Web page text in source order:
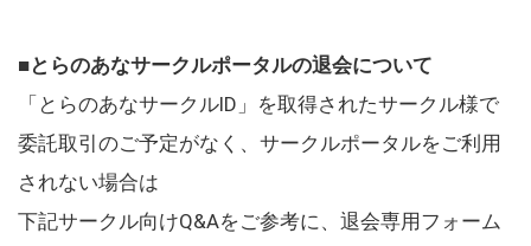
■とらのあなサークルポータルの退会について
「とらのあなサークルID」を取得されたサークル様で
委託取引のご予定がなく、サークルポータルをご利用
されない場合は
下記サークル向けQ&Aをご参考に、退会専用フォーム